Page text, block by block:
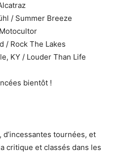
/ Summer Breeze
/ Rock The Lakes
KY / Louder Than Life
bientôt !
d’incessantes tournées, et
critique et classés dans les